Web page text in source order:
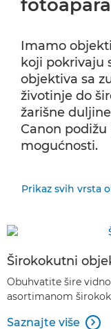
Imamo
koji pokrivaju
objektiva sa
životinje do
žarišne
Canon
mogućnosti.
Prikaz svih vrsta
Širokokutni
Obuhvatite šire
asortimanom
Saznajte više 